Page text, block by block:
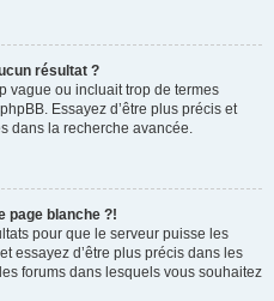
résultat ?
vague ou incluait trop de termes
Essayez d’être plus précis et
dans la recherche avancée.
page blanche ?!
pour que le serveur puisse les
essayez d’être plus précis dans les
forums dans lesquels vous souhaitez